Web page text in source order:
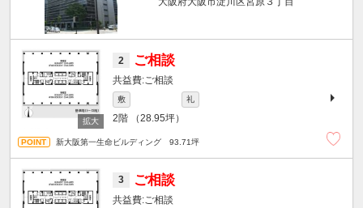
2 ご相談
ご相談
敷 礼
2階 （28.95坪）
新大阪第一生命ビルディング 93.71坪
3 ご相談
ご相談